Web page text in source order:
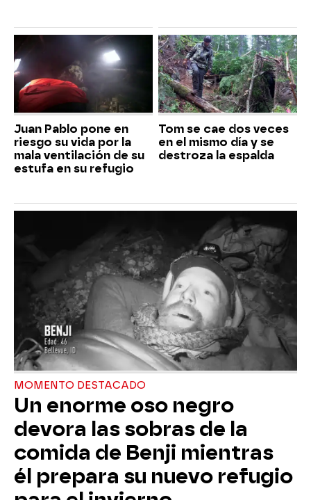
Juan Pablo pone en
riesgo su vida por la
mala ventilación de su
estufa en su refugio
Tom se cae dos veces
en el mismo día y se
destroza la espalda
MOMENTO DESTACADO
Un enorme oso negro
devora las sobras de la
comida de Benji mientras
él prepara su nuevo refugio